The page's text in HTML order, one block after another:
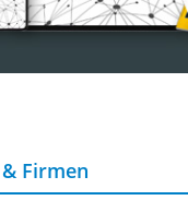
Firmen